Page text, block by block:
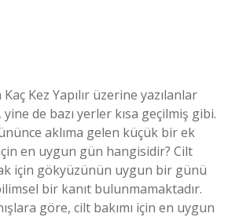
Kaç Kez Yapılır üzerine yazılanlar
de bazı yerler kısa geçilmiş gibi.
aklıma gelen küçük bir ek
en uygun gün hangisidir? Cilt
için gökyüzünün uygun bir günü
bir kanıt bulunmamaktadır.
göre, cilt bakımı için en uygun